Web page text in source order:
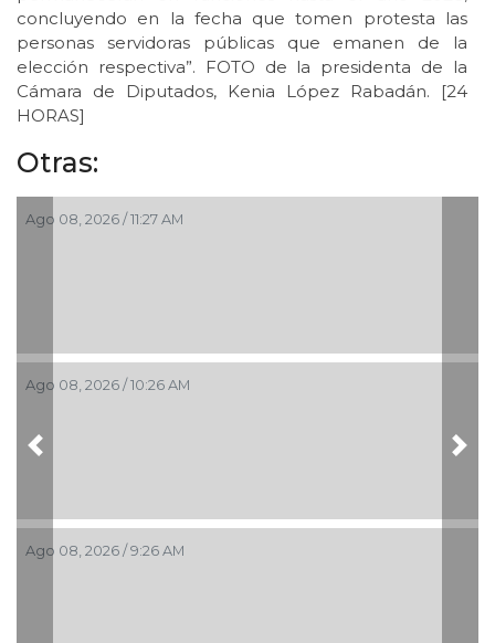
concluyendo en la fecha que tomen protesta las
personas servidoras públicas que emanen de la
elección respectiva”. FOTO de la presidenta de la
Cámara de Diputados, Kenia López Rabadán. [24
HORAS]
Otras:
Ago 08, 2026 / 11:27 AM
Ago 08, 2026 / 10:26 AM
Ago 08, 2026 / 9:26 AM
Previous